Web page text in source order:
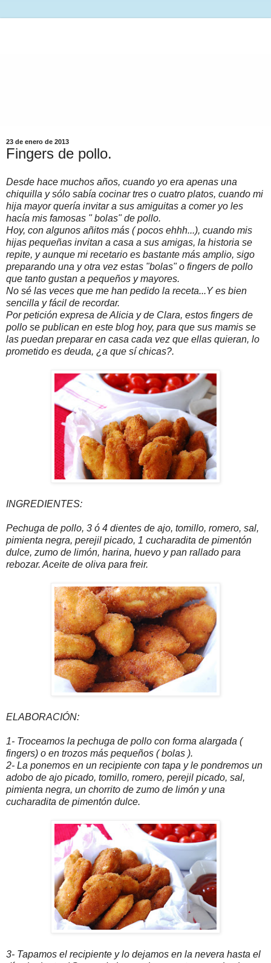
23 de enero de 2013
Fingers de pollo.
Desde hace muchos años, cuando yo era apenas una
chiquilla y sólo sabía cocinar tres o cuatro platos, cuando mi
hija mayor quería invitar a sus amiguitas a comer yo les
hacía mis famosas " bolas" de pollo.
Hoy, con algunos añitos más ( pocos ehhh...), cuando mis
hijas pequeñas invitan a casa a sus amigas, la historia se
repite, y aunque mi recetario es bastante más amplio, sigo
preparando una y otra vez estas "bolas" o fingers de pollo
que tanto gustan a pequeños y mayores.
No sé las veces que me han pedido la receta...Y es bien
sencilla y fácil de recordar.
Por petición expresa de Alicia y de Clara, estos fingers de
pollo se publican en este blog hoy, para que sus mamis se
las puedan preparar en casa cada vez que ellas quieran, lo
prometido es deuda, ¿a que sí chicas?.
INGREDIENTES:
Pechuga de pollo, 3 ó 4 dientes de ajo, tomillo, romero, sal,
pimienta negra, perejil picado, 1 cucharadita de pimentón
dulce, zumo de limón, harina, huevo y pan rallado para
rebozar. Aceite de oliva para freir.
ELABORACIÓN:
1- Troceamos la pechuga de pollo con forma alargada (
fingers) o en trozos más pequeños ( bolas ).
2- La ponemos en un recipiente con tapa y le pondremos un
adobo de ajo picado, tomillo, romero, perejil picado, sal,
pimienta negra, un chorrito de zumo de limón y una
cucharadita de pimentón dulce.
3- Tapamos el recipiente y lo dejamos en la nevera hasta el